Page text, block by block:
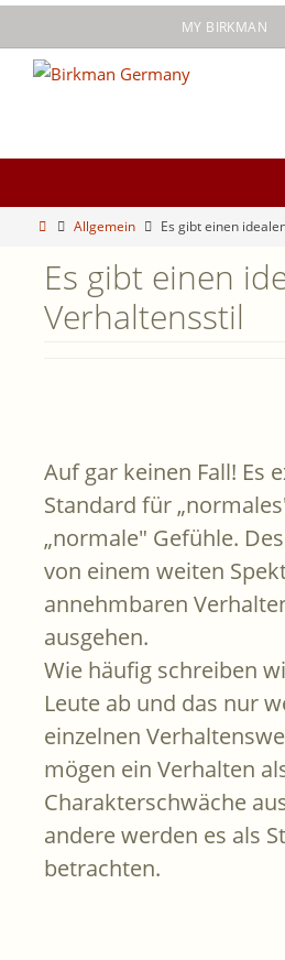
Inhalt
springen
MY BIRKMAN
StartAllgemein Es gibt einen
Es gibt einen
Verhaltensstil
Auf gar keinen Fall! Es
Standard für
„normale" Gefühle.
von einem weiten
annehmbaren
ausgehen.
Wie häufig schreiben
Leute ab und das nur
einzelnen
mögen ein Verhalten
Charakterschwäche
andere werden es als
betrachten.